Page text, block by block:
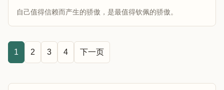
自己值得信赖而产生的骄傲，是最值得钦佩的骄傲。
1 2 3 4 下一页